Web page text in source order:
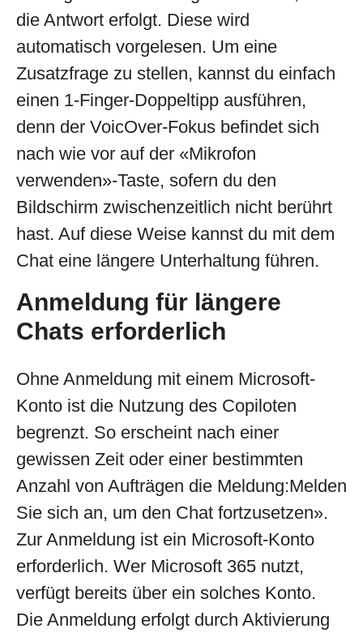
die Antwort erfolgt. Diese wird
automatisch vorgelesen. Um eine
Zusatzfrage zu stellen, kannst du einfach
einen 1-Finger-Doppeltipp ausführen,
denn der VoicOver-Fokus befindet sich
nach wie vor auf der «Mikrofon
verwenden»-Taste, sofern du den
Bildschirm zwischenzeitlich nicht berührt
hast. Auf diese Weise kannst du mit dem
Chat eine längere Unterhaltung führen.
Anmeldung für längere
Chats erforderlich
Ohne Anmeldung mit einem Microsoft-
Konto ist die Nutzung des Copiloten
begrenzt. So erscheint nach einer
gewissen Zeit oder einer bestimmten
Anzahl von Aufträgen die Meldung:Melden
Sie sich an, um den Chat fortzusetzen».
Zur Anmeldung ist ein Microsoft-Konto
erforderlich. Wer Microsoft 365 nutzt,
verfügt bereits über ein solches Konto.
Die Anmeldung erfolgt durch Aktivierung